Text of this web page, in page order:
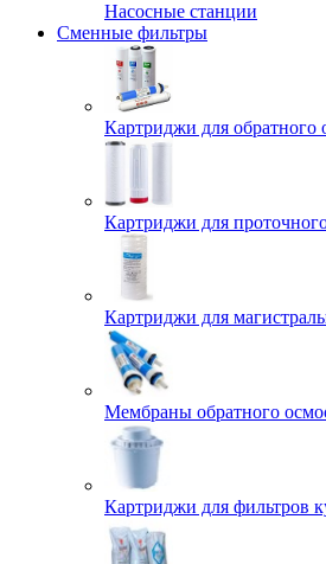
Насосные станции
Сменные фильтры
Картриджи для обратного
Картриджи для
Картриджи для
Мембраны обратного
Картриджи для фильтров